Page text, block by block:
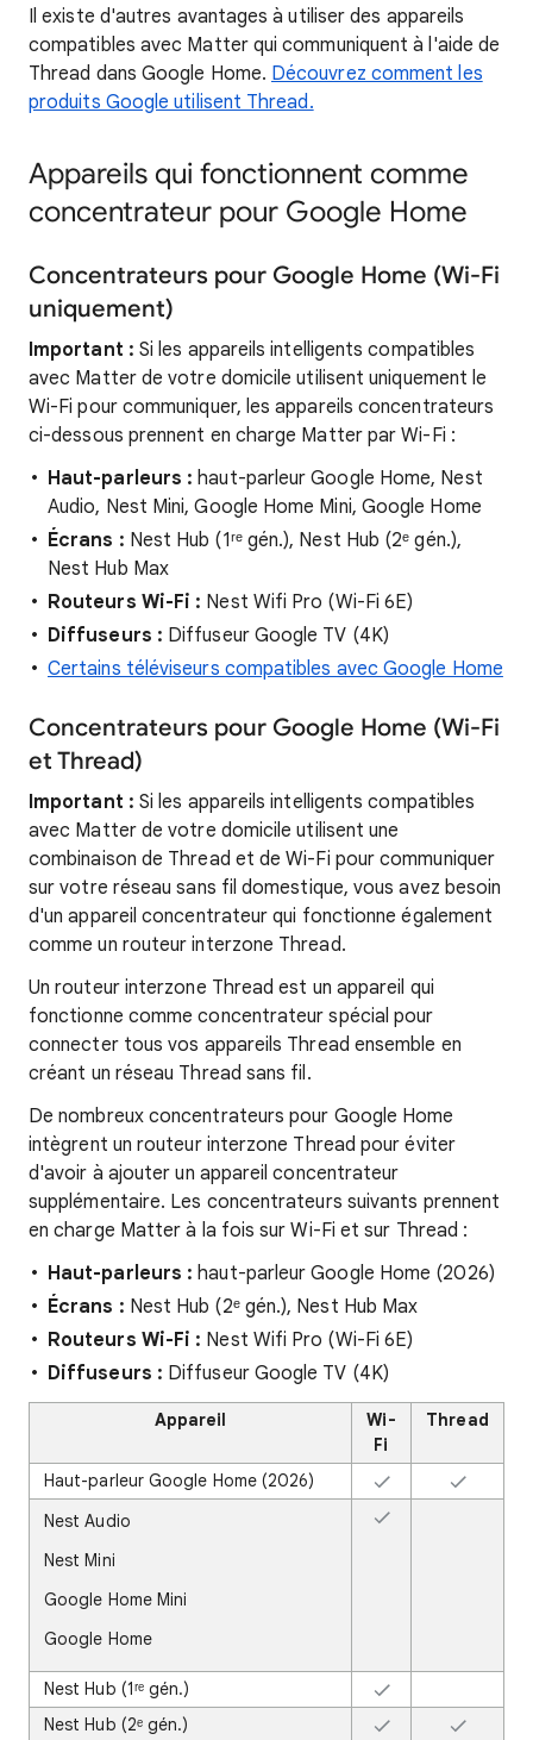
Il existe d'autres avantages à utiliser des appareils
compatibles avec Matter qui communiquent à l'aide de
Thread dans Google Home. Découvrez comment les
produits Google utilisent Thread.
Appareils qui fonctionnent comme
concentrateur pour Google Home
Concentrateurs pour Google Home (Wi-Fi
uniquement)
Important : Si les appareils intelligents compatibles
avec Matter de votre domicile utilisent uniquement le
Wi-Fi pour communiquer, les appareils concentrateurs
ci-dessous prennent en charge Matter par Wi-Fi :
Haut-parleurs : haut-parleur Google Home, Nest
Audio, Nest Mini, Google Home Mini, Google Home
Écrans : Nest Hub (1ʳᵉ gén.), Nest Hub (2ᵉ gén.),
Nest Hub Max
Routeurs Wi-Fi : Nest Wifi Pro (Wi-Fi 6E)
Diffuseurs : Diffuseur Google TV (4K)
Certains téléviseurs compatibles avec Google Home
Concentrateurs pour Google Home (Wi-Fi
et Thread)
Important : Si les appareils intelligents compatibles
avec Matter de votre domicile utilisent une
combinaison de Thread et de Wi-Fi pour communiquer
sur votre réseau sans fil domestique, vous avez besoin
d'un appareil concentrateur qui fonctionne également
comme un routeur interzone Thread.
Un routeur interzone Thread est un appareil qui
fonctionne comme concentrateur spécial pour
connecter tous vos appareils Thread ensemble en
créant un réseau Thread sans fil.
De nombreux concentrateurs pour Google Home
intègrent un routeur interzone Thread pour éviter
d'avoir à ajouter un appareil concentrateur
supplémentaire. Les concentrateurs suivants prennent
en charge Matter à la fois sur Wi-Fi et sur Thread :
Haut-parleurs : haut-parleur Google Home (2026)
Écrans : Nest Hub (2ᵉ gén.), Nest Hub Max
Routeurs Wi-Fi : Nest Wifi Pro (Wi-Fi 6E)
Diffuseurs : Diffuseur Google TV (4K)
Appareil
Wi-
Fi
Thread
Haut-parleur Google Home (2026)
Nest Audio
Nest Mini
Google Home Mini
Google Home
Nest Hub (1ʳᵉ gén.)
Nest Hub (2ᵉ gén.)